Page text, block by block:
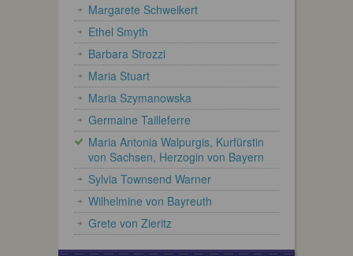
Margarete Schweikert
Ethel Smyth
Barbara Strozzi
Maria Stuart
Maria Szymanowska
Germaine Tailleferre
Maria Antonia Walpurgis, Kurfürstin
von Sachsen, Herzogin von Bayern
Sylvia Townsend Warner
Wilhelmine von Bayreuth
Grete von Zieritz